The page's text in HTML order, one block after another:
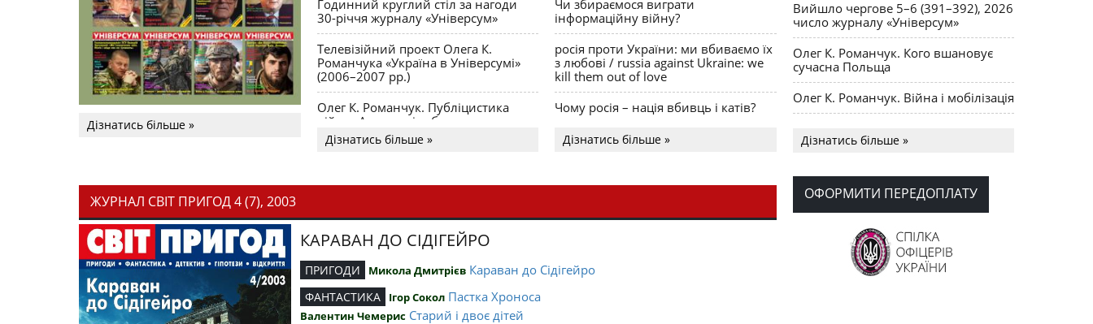
Дізнатись більше »
Годинний круглий стіл за нагоди
30-річчя журналу «Універсум»
Телевізійний проект Олега К.
Романчука «Україна в Універсумі»
(2006–2007 рр.)
Олег К. Романчук. Публіцистика
війни. Акценти і табу
Дізнатись більше »
Чи збираємося виграти
інформаційну війну?
росія проти України: ми вбиваємо їх
з любові / russia against Ukraine: we
kill them out of love
Чому росія – нація вбивць і катів?
Дізнатись більше »
Вийшло чергове 5–6 (391–392), 2026
число журналу «Універсум»
Олег К. Романчук. Кого вшановує
сучасна Польща
Олег К. Романчук. Війна і мобілізація
долучилися до найбільшої
День Вишиванки в Норт Порті
OPUS MAGNUM Олега К. Романчука
Дізнатись більше »
ЖУРНАЛ СВІТ ПРИГОД 4 (7), 2003
КАРАВАН ДО СІДІГЕЙРО
ПРИГОДИ Микола Дмитрієв Караван до Сідігейро
ФАНТАСТИКА Ігор Сокол Пастка Хроноса
Валентин Чемерис Старий і двоє дітей
ОФОРМИТИ ПЕРЕДОПЛАТУ